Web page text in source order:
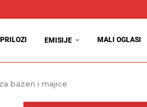
PRILOZI EMISIJE MALI OGLASI
bazen i majice